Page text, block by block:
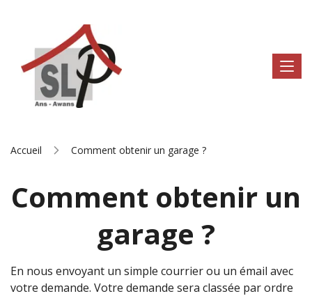
Accueil Comment obtenir un garage ?
Comment obtenir un
garage ?
En nous envoyant un simple courrier ou un émail avec
votre demande. Votre demande sera classée par ordre